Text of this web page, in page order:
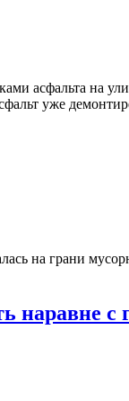
асфальта на
уже
на грани
наравне с